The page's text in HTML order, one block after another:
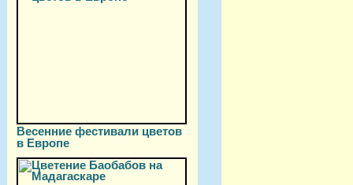
Весенние фестивали цветов
в Европе